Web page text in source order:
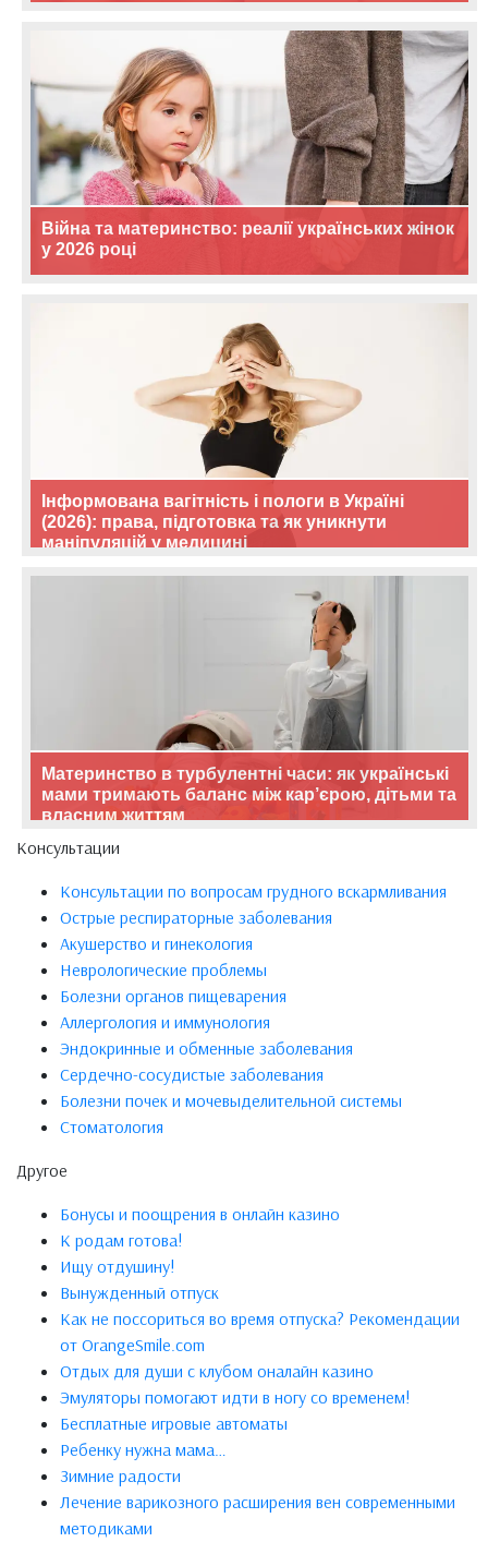
Війна та материнство: реалії українських жінок
у 2026 році
Інформована вагітність і пологи в Україні
(2026): права, підготовка та як уникнути
маніпуляцій у медицині
Материнство в турбулентні часи: як українські
мами тримають баланс між кар’єрою, дітьми та
власним життям
Консультации
Консультации по вопросам грудного вскармливания
Острые респираторные заболевания
Акушерство и гинекология
Неврологические проблемы
Болезни органов пищеварения
Аллергология и иммунология
Эндокринные и обменные заболевания
Сердечно-сосудистые заболевания
Болезни почек и мочевыделительной системы
Стоматология
Другое
Бонусы и поощрения в онлайн казино
К родам готова!
Ищу отдушину!
Вынужденный отпуск
Как не поссориться во время отпуска? Рекомендации
от OrangeSmile.com
Отдых для души с клубом оналайн казино
Эмуляторы помогают идти в ногу со временем!
Бесплатные игровые автоматы
Ребенку нужна мама…
Зимние радости
Лечение варикозного расширения вен современными
методиками